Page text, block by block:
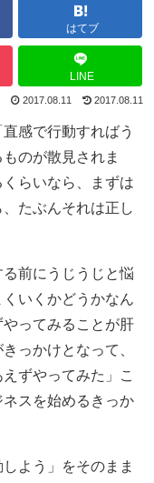
はてブ
LINE
2017.08.11 2017.08.11
感で行動すればう
のが散見されま
らいなら、まずは
たぶんそれは正し
前にうじうじと悩
いくかどうかなん
ってみることが肝
っかけとなって、
ずやってみた」こ
スを始めるきっか
よう」をそのまま